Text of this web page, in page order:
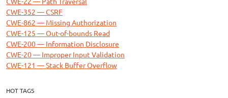
CWE-352 — CSRF
CWE-862 — Missing Authorization
CWE-125 — Out-of-bounds Read
CWE-200 — Information Disclosure
CWE-20 — Improper Input Validation
CWE-121 — Stack Buffer Overflow
HOT TAGS